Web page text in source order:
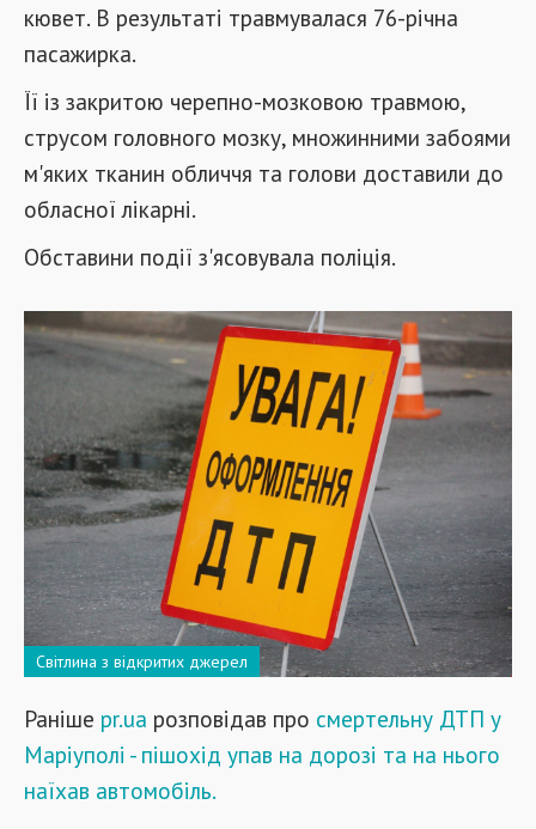
кювет. В результаті травмувалася 76-річна
пасажирка.
Її із закритою черепно-мозковою травмою,
струсом головного мозку, множинними забоями
м'яких тканин обличчя та голови доставили до
обласної лікарні.
Обставини події з'ясовувала поліція.
Світлина з відкритих джерел
Раніше pr.ua розповідав про смертельну ДТП у
Маріуполі - пішохід упав на дорозі та на нього
наїхав автомобіль.